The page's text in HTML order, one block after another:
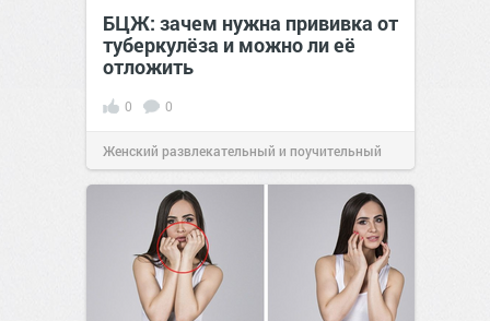
БЦЖ: зачем нужна прививка от
туберкулёза и можно ли её
отложить
0 0
Женский развлекательный и поучительный
сайт.23:02Вчера